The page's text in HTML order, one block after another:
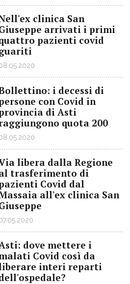
clinica San
arrivati i primi
pazienti covid
i decessi di
con Covid in
di Asti
quota 200
libera dalla Regione
trasferimento di
Covid dal
all'ex clinica San
dove mettere i
Covid così da
interi reparti